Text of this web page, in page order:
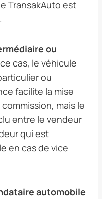
TransakAuto est
ou
cas, le véhicule
ou
facilite la mise
mais le
entre le vendeur
qui est
en cas de vice
automobile